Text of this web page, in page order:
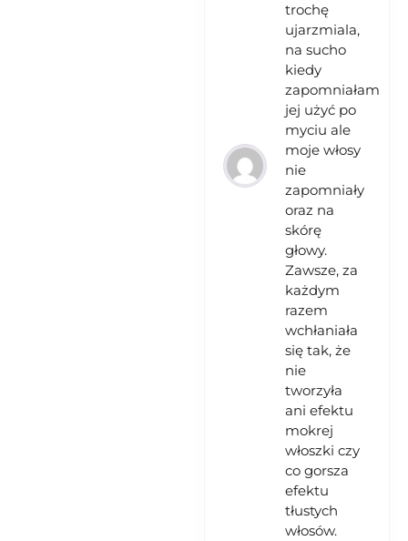
trochę
ujarzmiala,
na sucho
kiedy
zapomniałam
jej użyć po
myciu ale
moje włosy
nie
zapomniały
oraz na
skórę
głowy.
Zawsze, za
każdym
razem
wchłaniała
się tak, że
nie
tworzyła
ani efektu
mokrej
włoszki czy
co gorsza
efektu
tłustych
włosów.